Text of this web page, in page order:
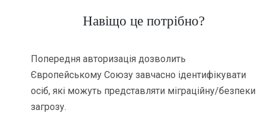
Навіщо це потрібно?
Попередня авторизація дозволить
Європейському Союзу завчасно ідентифікувати
осіб, які можуть представляти міграційну/безпеки
загрозу.